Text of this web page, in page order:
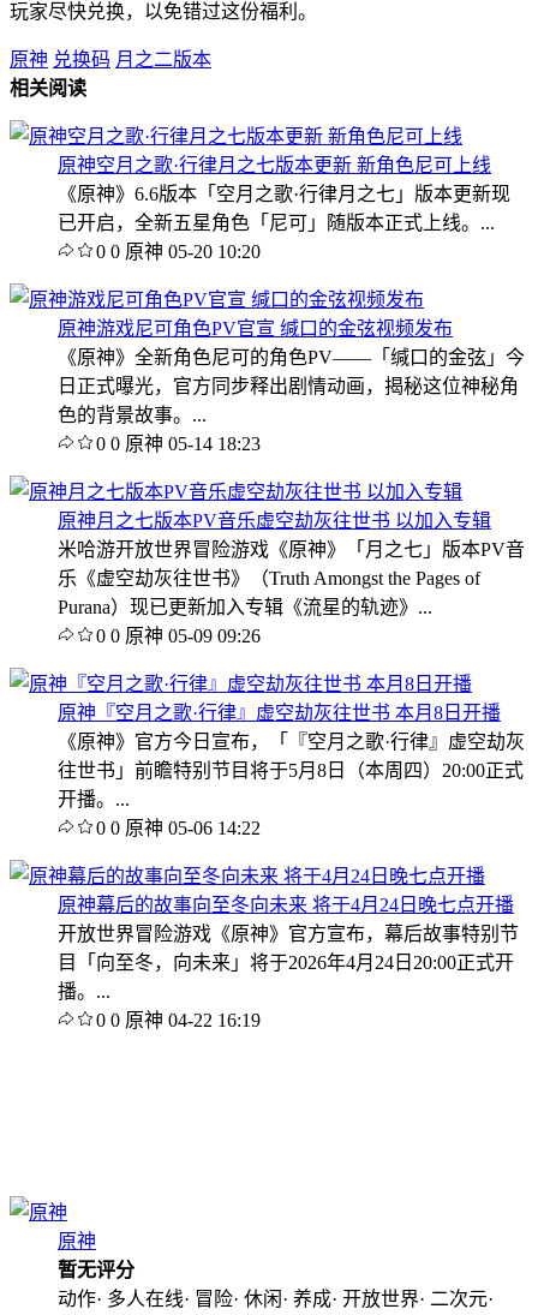
玩家尽快兑换，以免错过这份福利。
原神 兑换码 月之二版本
相关阅读
原神空月之歌·行律月之七版本更新 新角色尼可上线
《原神》6.6版本「空月之歌·行律月之七」版本更新现
已开启，全新五星角色「尼可」随版本正式上线。...
0 0 原神 05-20 10:20
原神游戏尼可角色PV官宣 缄口的金弦视频发布
《原神》全新角色尼可的角色PV——「缄口的金弦」今
日正式曝光，官方同步释出剧情动画，揭秘这位神秘角
色的背景故事。...
0 0 原神 05-14 18:23
原神月之七版本PV音乐虚空劫灰往世书 以加入专辑
米哈游开放世界冒险游戏《原神》「月之七」版本PV音
乐《虚空劫灰往世书》（Truth Amongst the Pages of
Purana）现已更新加入专辑《流星的轨迹》...
0 0 原神 05-09 09:26
原神『空月之歌·行律』虚空劫灰往世书 本月8日开播
《原神》官方今日宣布，「『空月之歌·行律』虚空劫灰
往世书」前瞻特别节目将于5月8日（本周四）20:00正式
开播。...
0 0 原神 05-06 14:22
原神幕后的故事向至冬向未来 将于4月24日晚七点开播
开放世界冒险游戏《原神》官方宣布，幕后故事特别节
目「向至冬，向未来」将于2026年4月24日20:00正式开
播。...
0 0 原神 04-22 16:19
原神
暂无评分
动作· 多人在线· 冒险· 休闲· 养成· 开放世界· 二次元·